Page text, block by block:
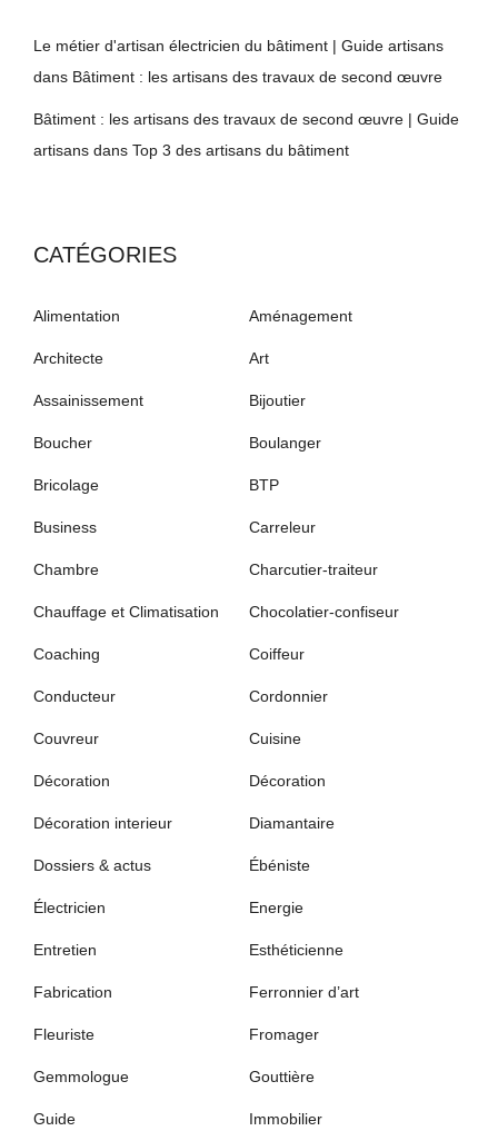
Le métier d'artisan électricien du bâtiment | Guide artisans
dans Bâtiment : les artisans des travaux de second œuvre
Bâtiment : les artisans des travaux de second œuvre | Guide
artisans dans Top 3 des artisans du bâtiment
CATÉGORIES
Alimentation Aménagement
Architecte Art
Assainissement Bijoutier
Boucher Boulanger
Bricolage BTP
Business Carreleur
Chambre Charcutier-traiteur
Chauffage et Climatisation Chocolatier-confiseur
Coaching Coiffeur
Conducteur Cordonnier
Couvreur Cuisine
Décoration Décoration
Décoration interieur Diamantaire
Dossiers & actus Ébéniste
Électricien Energie
Entretien Esthéticienne
Fabrication Ferronnier d’art
Fleuriste Fromager
Gemmologue Gouttière
Guide Immobilier